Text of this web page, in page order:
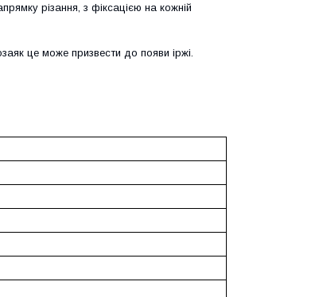
різання, з фіксацією на кожній
це може призвести до появи іржі.